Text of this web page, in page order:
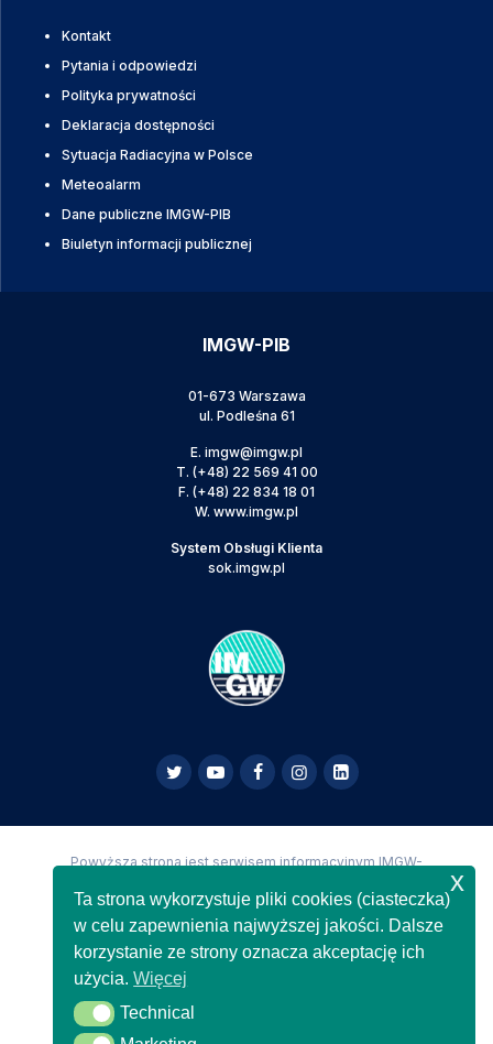
Kontakt
Pytania i odpowiedzi
Polityka prywatności
Deklaracja dostępności
Sytuacja Radiacyjna w Polsce
Meteoalarm
Dane publiczne IMGW-PIB
Biuletyn informacji publicznej
IMGW-PIB
01-673 Warszawa
ul. Podleśna 61
E. imgw@imgw.pl
T. (+48) 22 569 41 00
F. (+48) 22 834 18 01
W. www.imgw.pl
System Obsługi Klienta
sok.imgw.pl
Powyższa strona jest serwisem informacyjnym IMGW-
Copyright IMGW-PIB Wszelkie prawa zastrzeżone
Ta strona wykorzystuje pliki cookies (ciasteczka)
w celu zapewnienia najwyższej jakości. Dalsze
korzystanie ze strony oznacza akceptację ich
użycia.Więcej
Technical
Technical
x